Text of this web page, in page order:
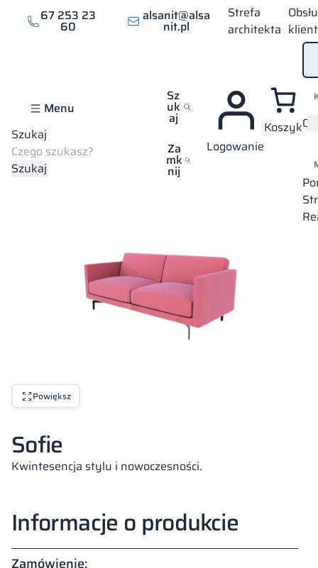
67 253 23
60
alsanit@alsa
nit.pl
Strefa
architekta
Menu
Szukaj
Szukaj
Sz
uk
aj
Za
mk
nij
Logowanie
Koszyk
Strona główna Oferta Meble kontraktowe Krzesła i sofy
Powiększ
Sofie
Kwintesencja stylu i nowoczesności.
Informacje o produkcie
Zamówienie: